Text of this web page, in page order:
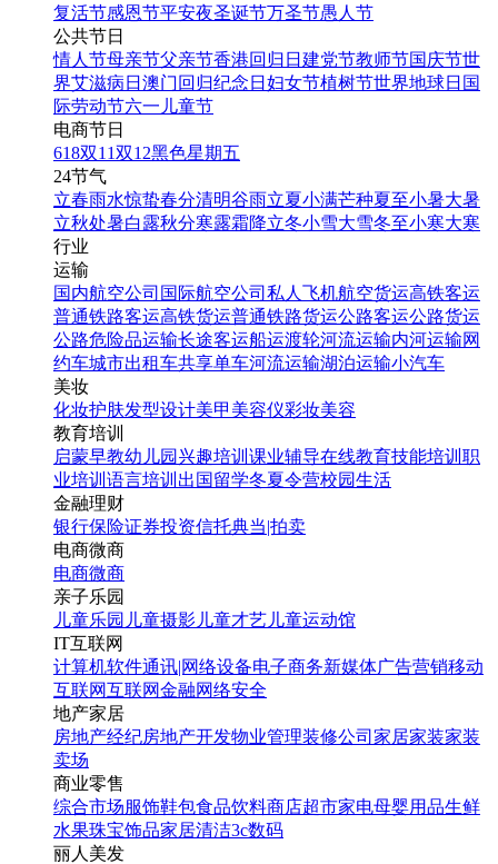
复活节感恩节平安夜圣诞节万圣节愚人节
公共节日
情人节母亲节父亲节香港回归日 建党节教师节国庆节世
界艾滋病日 澳门回归纪念日 妇女节植树节世界地球日 国
际劳动节六一儿童节
电商节日
618双11双12黑色星期五
24节气
立春雨水惊蛰春分清明谷雨立夏小满芒种夏至小暑大暑
立秋处暑白露秋分寒露霜降立冬小雪大雪冬至小寒大寒
行业
运输
国内航空公司 国际航空公司 私人飞机航空货运高铁客运
普通铁路客运高铁货运普通铁路货运公路客运公路货运
公路危险品运输长途客运船运渡轮河流运输内河运输网
约车城市出租车共享单车河流运输湖泊运输小汽车
美妆
化妆护肤发型设计美甲 美容仪彩妆美容
教育培训
启蒙早教幼儿园 兴趣培训 课业辅导在线教育技能培训 职
业培训 语言培训 出国留学冬夏令营校园生活
金融理财
银行保险证券投资信托典当|拍卖
电商微商
电商微商
亲子乐园
儿童乐园 儿童摄影 儿童才艺 儿童运动馆
IT互联网
计算机软件通讯|网络设备电子商务新媒体广告营销移动
互联网互联网金融网络安全
地产家居
房地产经纪房地产开发物业管理装修公司 家居家装家装
卖场
商业零售
综合市场服饰鞋包食品饮料商店超市家电母婴用品生鲜
水果珠宝饰品家居清洁3c数码
丽人美发